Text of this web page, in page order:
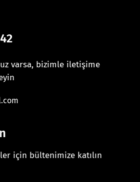
varsa, bizimle iletişime
için bültenimize katılın